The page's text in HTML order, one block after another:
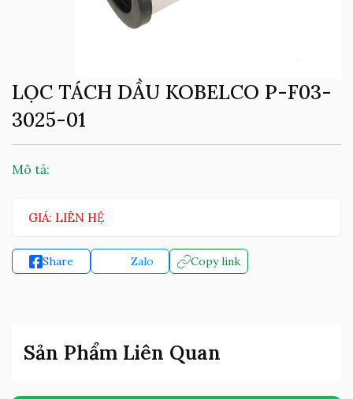
LỌC TÁCH DẦU KOBELCO P-F03-
3025-01
Mô tả:
GIÁ: LIÊN HỆ
Share Zalo Copy link
Sản Phẩm Liên Quan